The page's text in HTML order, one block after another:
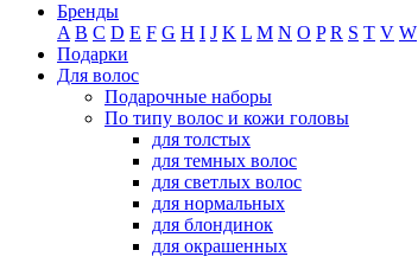
Бренды
A B C D E F G H I J K L M N O P R S T V W
Подарки
Для волос
Подарочные наборы
По типу волос и кожи головы
для толстых
для темных волос
для светлых волос
для нормальных
для блондинок
для окрашенных